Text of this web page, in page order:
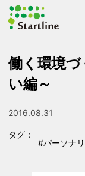
イ
ン働く環境
い編～
投稿日
2016.08.31
タグ：
タグ
#パーソナ